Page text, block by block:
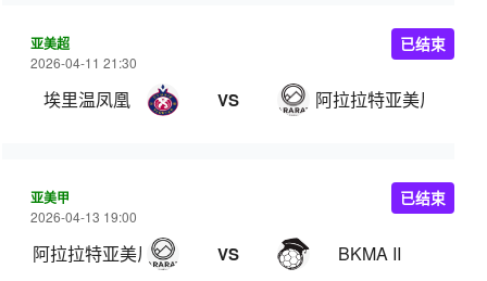
亚美超
2026-04-11 21:30
埃里温凤凰 VS 阿拉拉特亚美尼亚
已结束
亚美甲
2026-04-13 19:00
阿拉拉特亚美尼亚B队 VS BKMA II
已结束